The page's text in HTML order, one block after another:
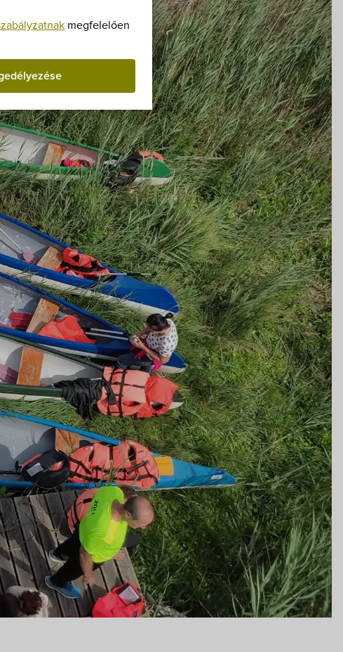
megfelelően
Közérdekű adatok
Pályázatok
Dokumentumok